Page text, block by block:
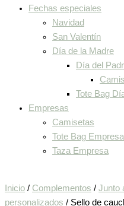
Fechas especiales
Navidad
San Valentín
Día de la Madre
Día del
Tote Bag
Empresas
Camisetas
Tote Bag Empresa
Taza Empresa
Inicio / Complementos / Junto
personalizados / Sello de